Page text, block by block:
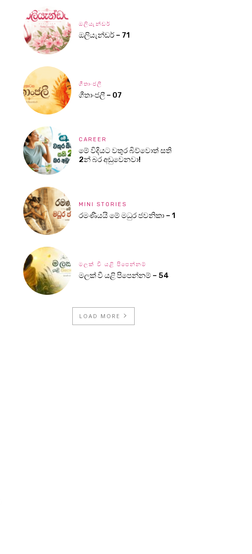
ඔලියැන්ඩර්
ඔලියැන්ඩර් – 71
ගීතාංජලී
ගීතාංජලී – 07
CAREER
මේ විදියට වතුර බිව්වොත් සති
2න් බර අඩුවෙනවා!
MINI STORIES
රමණීයයි මේ මධුර ජවනිකා – 1
මලක් වී යළි පිපෙන්නම්
මලක් වී යළි පිපෙන්නම් – 54
LOAD MORE